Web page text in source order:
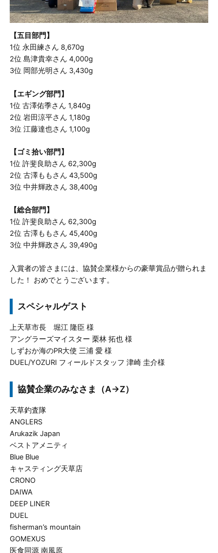
【五目部門】
1位 永田練さん 8,670g
2位 島津貴幸さん 4,000g
3位 岡部光明さん 3,430g
【エギング部門】
1位 古澤佑季さん 1,840g
2位 岩田涼平さん 1,180g
3位 江藤達也さん 1,100g
【ゴミ拾い部門】
1位 許斐良助さん 62,300g
2位 古澤ももさん 43,500g
3位 中井輝政さん 38,400g
【総合部門】
1位 許斐良助さん 62,300g
2位 古澤ももさん 45,400g
3位 中井輝政さん 39,490g
入賞者の皆さまには、協賛企業様からの豪華賞品が贈られま
した！ おめでとうございます。
スペシャルゲスト
上天草市長 堀江 隆臣 様
アングラーズマイスター 栗林 拓也 様
しずおか海のPR大使 三浦 愛 様
DUEL/YOZURI フィールドスタッフ 津崎 圭介様
協賛企業のみなさま（A→Z）
天草釣査隊
ANGLERS
Arukazik Japan
ベストアメニティ
Blue Blue
キャスティング天草店
CRONO
DAIWA
DEEP LINER
DUEL
fisherman’s mountain
GOMEXUS
医食同源 南風原